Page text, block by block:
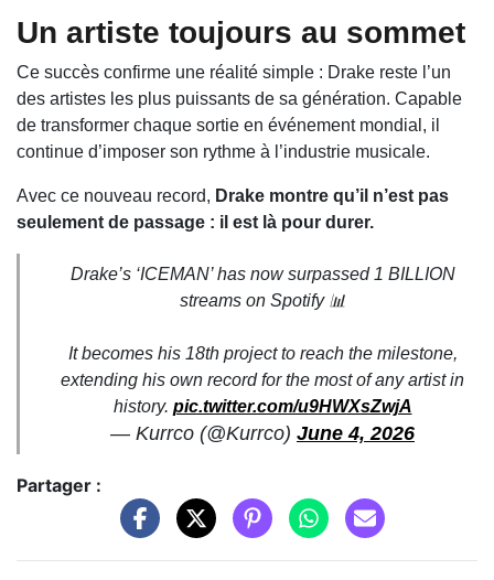
Un artiste toujours au sommet
Ce succès confirme une réalité simple : Drake reste l’un
des artistes les plus puissants de sa génération. Capable
de transformer chaque sortie en événement mondial, il
continue d’imposer son rythme à l’industrie musicale.
Avec ce nouveau record, Drake montre qu’il n’est pas
seulement de passage : il est là pour durer.
Drake’s ‘ICEMAN’ has now surpassed 1 BILLION
streams on Spotify 📊
It becomes his 18th project to reach the milestone,
extending his own record for the most of any artist in
history. pic.twitter.com/u9HWXsZwjA
— Kurrco (@Kurrco) June 4, 2026
Partager :